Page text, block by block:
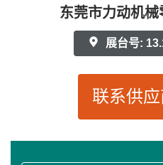
东莞市力动机械
展台号:
联系供